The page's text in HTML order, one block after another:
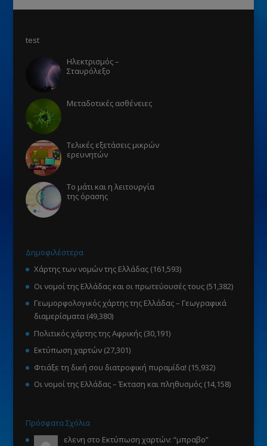
test
Ηλεκτρισμός –
Σταυρόλεξο
Μεταδοτικές ασθένειες
Τελικές εξετάσεις μικρών
ερευνητών
Το μάτι και η λειτουργία
της όρασης
Δημοφιλέστερα
Χάρτης των νομών της Ελλάδας (161,593)
Οι νομοί της Ελλάδας και οι πρωτεύουσές τους (51,382)
Γεωμορφολογικός χάρτης της Ελλάδας – Γεωγραφικά
διαμερίσματα (49,380)
Πολιτικός χάρτης της Αφρικής (30,191)
Εκτύπωση χαρτών (27,301)
Φτιάξε τη δική σου διατροφική πυραμίδα! (15,932)
Οι νομοί της Ελλάδας – Έκταση και πληθυσμός (14,158)
Πρόσφατα Σχόλια
ελενη στο Εκτύπωση χαρτών: “μπραβο”